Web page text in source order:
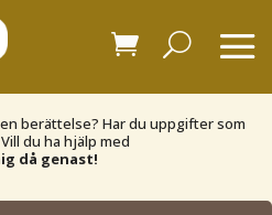
berättelse? Har du uppgifter som
du ha hjälp med
då genast!